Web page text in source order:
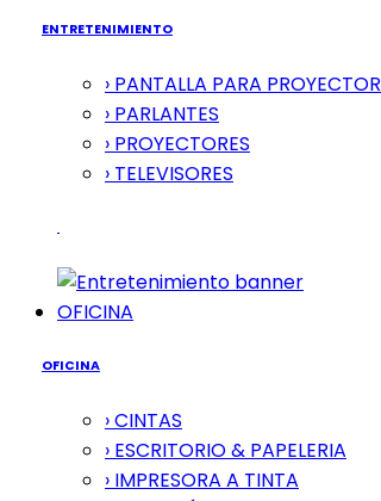
ENTRETENIMIENTO
› PANTALLA PARA PROYECTOR
› PARLANTES
› PROYECTORES
› TELEVISORES
OFICINA
OFICINA
› CINTAS
› ESCRITORIO & PAPELERIA
› IMPRESORA A TINTA